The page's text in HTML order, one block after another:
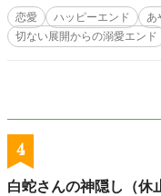
うに暮らすうちに私は黒緋様に恋をして
天界の天帝。私が恋をするの
を生ませたのには理由があったのです。 そう、黒緋様は恋
紫紺(しこん)…黒緋と鶯の子ど
次男。 離寛(りかん)…黒緋の友人。天上の武将。 萌黄(もえぎ)…斎宮(さいぐう)
の斎王(さいおう)。鶯の双子の妹
代、神という存在は天界の天
に祈りを捧げる人間。表向き
恋愛 ハッピーエンド あ
切ない展開からの溺愛エンド
4
白蛇さんの神隠し（休